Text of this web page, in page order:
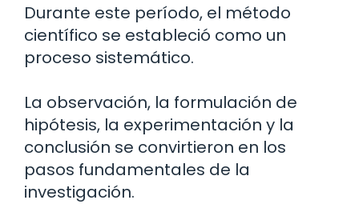
Durante este período, el método
científico se estableció como un
proceso sistemático.
La observación, la formulación de
hipótesis, la experimentación y la
conclusión se convirtieron en los
pasos fundamentales de la
investigación.